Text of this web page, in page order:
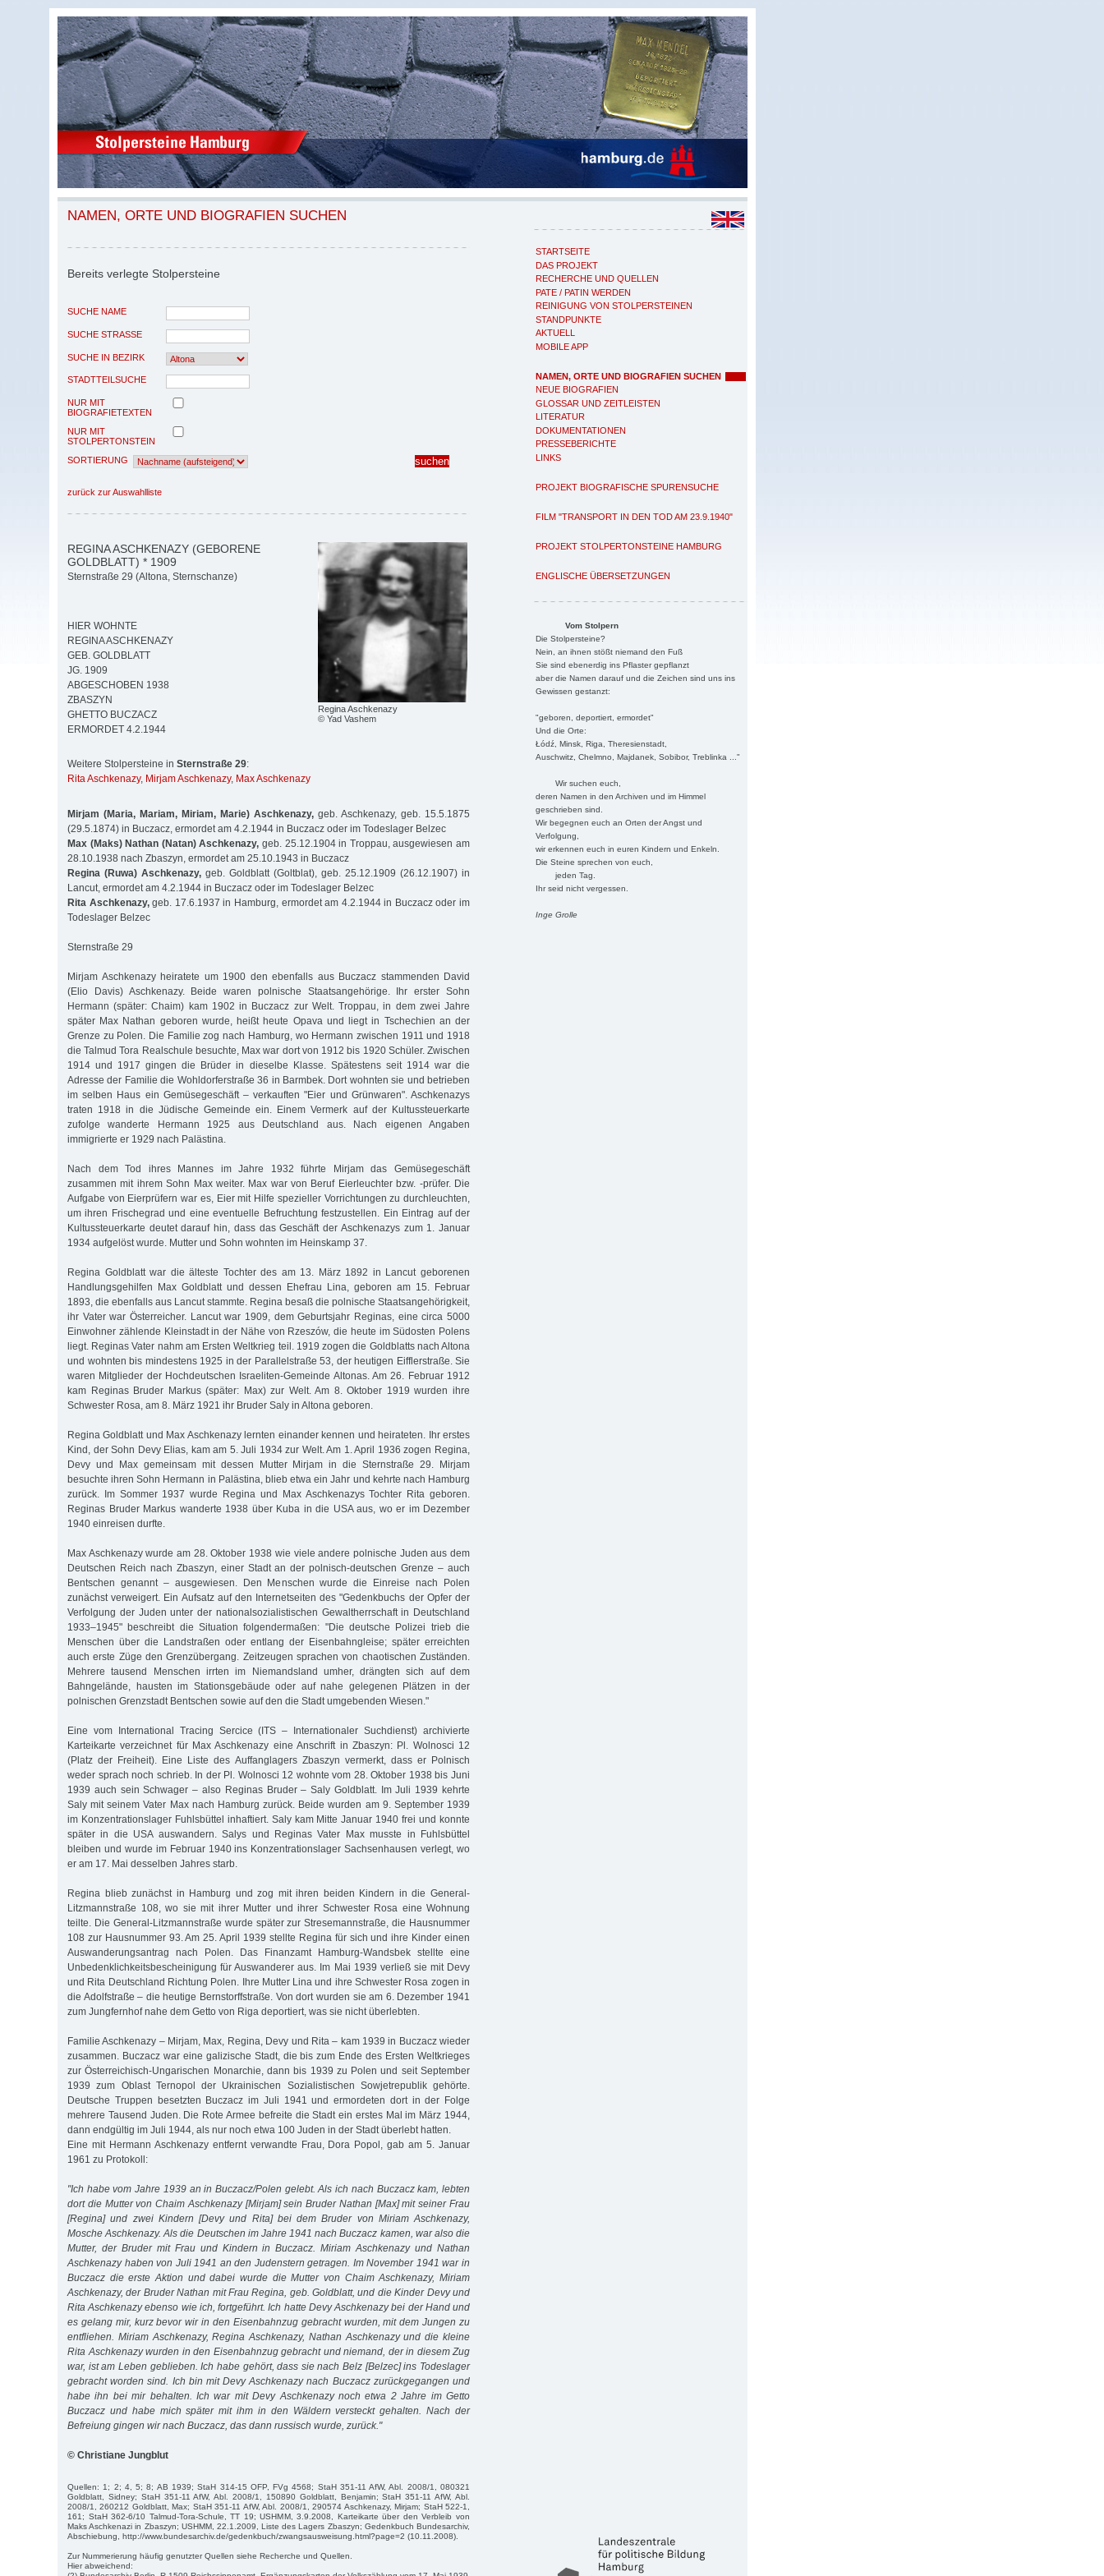
STARTSEITE
DAS PROJEKT
RECHERCHE UND QUELLEN
PATE / PATIN WERDEN
REINIGUNG VON STOLPERSTEINEN
STANDPUNKTE
AKTUELL
MOBILE APP
NAMEN, ORTE UND BIOGRAFIEN SUCHEN
NEUE BIOGRAFIEN
GLOSSAR UND ZEITLEISTEN
LITERATUR
DOKUMENTATIONEN
PRESSEBERICHTE
LINKS
PROJEKT BIOGRAFISCHE SPURENSUCHE
FILM "TRANSPORT IN DEN TOD AM 23.9.1940"
PROJEKT STOLPERTONSTEINE HAMBURG
ENGLISCHE ÜBERSETZUNGEN
Vom Stolpern
Die Stolpersteine?
Nein, an ihnen stößt niemand den Fuß
Sie sind ebenerdig ins Pflaster gepflanzt
aber die Namen darauf und die Zeichen sind uns ins
Gewissen gestanzt:
"geboren, deportiert, ermordet"
Und die Orte:
Łódź, Minsk, Riga, Theresienstadt,
Auschwitz, Chelmno, Majdanek, Sobibor, Treblinka ..."
Wir suchen euch,
deren Namen in den Archiven und im Himmel
geschrieben sind.
Wir begegnen euch an Orten der Angst und
Verfolgung,
wir erkennen euch in euren Kindern und Enkeln.
Die Steine sprechen von euch,
jeden Tag.
Ihr seid nicht vergessen.
Inge Grolle
NAMEN, ORTE UND BIOGRAFIEN SUCHEN
Bereits verlegte Stolpersteine
SUCHE NAME
SUCHE STRASSE
SUCHE IN BEZIRK
STADTTEILSUCHE
NUR MIT
BIOGRAFIETEXTEN
NUR MIT
STOLPERTONSTEIN
SORTIERUNG
zurück zur Auswahlliste
Regina Aschkenazy
© Yad Vashem
REGINA ASCHKENAZY (GEBORENE
GOLDBLATT) * 1909
Sternstraße 29 (Altona, Sternschanze)
HIER WOHNTE
REGINA ASCHKENAZY
GEB. GOLDBLATT
JG. 1909
ABGESCHOBEN 1938
ZBASZYN
GHETTO BUCZACZ
ERMORDET 4.2.1944
Weitere Stolpersteine in Sternstraße 29:
Rita Aschkenazy, Mirjam Aschkenazy, Max Aschkenazy
Mirjam (Maria, Mariam, Miriam, Marie) Aschkenazy, geb. Aschkenazy, geb. 15.5.1875
(29.5.1874) in Buczacz, ermordet am 4.2.1944 in Buczacz oder im Todeslager Belzec
Max (Maks) Nathan (Natan) Aschkenazy, geb. 25.12.1904 in Troppau, ausgewiesen am
28.10.1938 nach Zbaszyn, ermordet am 25.10.1943 in Buczacz
Regina (Ruwa) Aschkenazy, geb. Goldblatt (Goltblat), geb. 25.12.1909 (26.12.1907) in
Lancut, ermordet am 4.2.1944 in Buczacz oder im Todeslager Belzec
Rita Aschkenazy,geb. 17.6.1937 in Hamburg, ermordet am 4.2.1944 in Buczacz oder im
Todeslager Belzec
Sternstraße 29
Mirjam Aschkenazy heiratete um 1900 den ebenfalls aus Buczacz stammenden David
(Elio Davis) Aschkenazy. Beide waren polnische Staatsangehörige. Ihr erster Sohn
Hermann (später: Chaim) kam 1902 in Buczacz zur Welt. Troppau, in dem zwei Jahre
später Max Nathan geboren wurde, heißt heute Opava und liegt in Tschechien an der
Grenze zu Polen. Die Familie zog nach Hamburg, wo Hermann zwischen 1911 und 1918
die Talmud Tora Realschule besuchte, Max war dort von 1912 bis 1920 Schüler. Zwischen
1914 und 1917 gingen die Brüder in dieselbe Klasse. Spätestens seit 1914 war die
Adresse der Familie die Wohldorferstraße 36 in Barmbek. Dort wohnten sie und betrieben
im selben Haus ein Gemüsegeschäft – verkauften "Eier und Grünwaren". Aschkenazys
traten 1918 in die Jüdische Gemeinde ein. Einem Vermerk auf der Kultussteuerkarte
zufolge wanderte Hermann 1925 aus Deutschland aus. Nach eigenen Angaben
immigrierte er 1929 nach Palästina.
Nach dem Tod ihres Mannes im Jahre 1932 führte Mirjam das Gemüsegeschäft
zusammen mit ihrem Sohn Max weiter. Max war von Beruf Eierleuchter bzw. -prüfer. Die
Aufgabe von Eierprüfern war es, Eier mit Hilfe spezieller Vorrichtungen zu durchleuchten,
um ihren Frischegrad und eine eventuelle Befruchtung festzustellen. Ein Eintrag auf der
Kultussteuerkarte deutet darauf hin, dass das Geschäft der Aschkenazys zum 1. Januar
1934 aufgelöst wurde. Mutter und Sohn wohnten im Heinskamp 37.
Regina Goldblatt war die älteste Tochter des am 13. März 1892 in Lancut geborenen
Handlungsgehilfen Max Goldblatt und dessen Ehefrau Lina, geboren am 15. Februar
1893, die ebenfalls aus Lancut stammte. Regina besaß die polnische Staatsangehörigkeit,
ihr Vater war Österreicher. Lancut war 1909, dem Geburtsjahr Reginas, eine circa 5000
Einwohner zählende Kleinstadt in der Nähe von Rzeszów, die heute im Südosten Polens
liegt. Reginas Vater nahm am Ersten Weltkrieg teil. 1919 zogen die Goldblatts nach Altona
und wohnten bis mindestens 1925 in der Parallelstraße 53, der heutigen Eifflerstraße. Sie
waren Mitglieder der Hochdeutschen Israeliten-Gemeinde Altonas. Am 26. Februar 1912
kam Reginas Bruder Markus (später: Max) zur Welt. Am 8. Oktober 1919 wurden ihre
Schwester Rosa, am 8. März 1921 ihr Bruder Saly in Altona geboren.
Regina Goldblatt und Max Aschkenazy lernten einander kennen und heirateten. Ihr erstes
Kind, der Sohn Devy Elias, kam am 5. Juli 1934 zur Welt. Am 1. April 1936 zogen Regina,
Devy und Max gemeinsam mit dessen Mutter Mirjam in die Sternstraße 29. Mirjam
besuchte ihren Sohn Hermann in Palästina, blieb etwa ein Jahr und kehrte nach Hamburg
zurück. Im Sommer 1937 wurde Regina und Max Aschkenazys Tochter Rita geboren.
Reginas Bruder Markus wanderte 1938 über Kuba in die USA aus, wo er im Dezember
1940 einreisen durfte.
Max Aschkenazy wurde am 28. Oktober 1938 wie viele andere polnische Juden aus dem
Deutschen Reich nach Zbaszyn, einer Stadt an der polnisch-deutschen Grenze – auch
Bentschen genannt – ausgewiesen. Den Menschen wurde die Einreise nach Polen
zunächst verweigert. Ein Aufsatz auf den Internetseiten des "Gedenkbuchs der Opfer der
Verfolgung der Juden unter der nationalsozialistischen Gewaltherrschaft in Deutschland
1933–1945" beschreibt die Situation folgendermaßen: "Die deutsche Polizei trieb die
Menschen über die Landstraßen oder entlang der Eisenbahngleise; später erreichten
auch erste Züge den Grenzübergang. Zeitzeugen sprachen von chaotischen Zuständen.
Mehrere tausend Menschen irrten im Niemandsland umher, drängten sich auf dem
Bahngelände, hausten im Stationsgebäude oder auf nahe gelegenen Plätzen in der
polnischen Grenzstadt Bentschen sowie auf den die Stadt umgebenden Wiesen."
Eine vom International Tracing Sercice (ITS – Internationaler Suchdienst) archivierte
Karteikarte verzeichnet für Max Aschkenazy eine Anschrift in Zbaszyn: Pl. Wolnosci 12
(Platz der Freiheit). Eine Liste des Auffanglagers Zbaszyn vermerkt, dass er Polnisch
weder sprach noch schrieb. In der Pl. Wolnosci 12 wohnte vom 28. Oktober 1938 bis Juni
1939 auch sein Schwager – also Reginas Bruder – Saly Goldblatt. Im Juli 1939 kehrte
Saly mit seinem Vater Max nach Hamburg zurück. Beide wurden am 9. September 1939
im Konzentrationslager Fuhlsbüttel inhaftiert. Saly kam Mitte Januar 1940 frei und konnte
später in die USA auswandern. Salys und Reginas Vater Max musste in Fuhlsbüttel
bleiben und wurde im Februar 1940 ins Konzentrationslager Sachsenhausen verlegt, wo
er am 17. Mai desselben Jahres starb.
Regina blieb zunächst in Hamburg und zog mit ihren beiden Kindern in die General-
Litzmannstraße 108, wo sie mit ihrer Mutter und ihrer Schwester Rosa eine Wohnung
teilte. Die General-Litzmannstraße wurde später zur Stresemannstraße, die Hausnummer
108 zur Hausnummer 93. Am 25. April 1939 stellte Regina für sich und ihre Kinder einen
Auswanderungsantrag nach Polen. Das Finanzamt Hamburg-Wandsbek stellte eine
Unbedenklichkeitsbescheinigung für Auswanderer aus. Im Mai 1939 verließ sie mit Devy
und Rita Deutschland Richtung Polen. Ihre Mutter Lina und ihre Schwester Rosa zogen in
die Adolfstraße – die heutige Bernstorffstraße. Von dort wurden sie am 6. Dezember 1941
zum Jungfernhof nahe dem Getto von Riga deportiert, was sie nicht überlebten.
Familie Aschkenazy – Mirjam, Max, Regina, Devy und Rita – kam 1939 in Buczacz wieder
zusammen. Buczacz war eine galizische Stadt, die bis zum Ende des Ersten Weltkrieges
zur Österreichisch-Ungarischen Monarchie, dann bis 1939 zu Polen und seit September
1939 zum Oblast Ternopol der Ukrainischen Sozialistischen Sowjetrepublik gehörte.
Deutsche Truppen besetzten Buczacz im Juli 1941 und ermordeten dort in der Folge
mehrere Tausend Juden. Die Rote Armee befreite die Stadt ein erstes Mal im März 1944,
dann endgültig im Juli 1944, als nur noch etwa 100 Juden in der Stadt überlebt hatten.
Eine mit Hermann Aschkenazy entfernt verwandte Frau, Dora Popol, gab am 5. Januar
1961 zu Protokoll:
"Ich habe vom Jahre 1939 an in Buczacz/Polen gelebt. Als ich nach Buczacz kam, lebten
dort die Mutter von Chaim Aschkenazy [Mirjam] sein Bruder Nathan [Max] mit seiner Frau
[Regina] und zwei Kindern [Devy und Rita] bei dem Bruder von Miriam Aschkenazy,
Mosche Aschkenazy. Als die Deutschen im Jahre 1941 nach Buczacz kamen, war also die
Mutter, der Bruder mit Frau und Kindern in Buczacz. Miriam Aschkenazy und Nathan
Aschkenazy haben von Juli 1941 an den Judenstern getragen. Im November 1941 war in
Buczacz die erste Aktion und dabei wurde die Mutter von Chaim Aschkenazy, Miriam
Aschkenazy, der Bruder Nathan mit Frau Regina, geb. Goldblatt, und die Kinder Devy und
Rita Aschkenazy ebenso wie ich, fortgeführt. Ich hatte Devy Aschkenazy bei der Hand und
es gelang mir, kurz bevor wir in den Eisenbahnzug gebracht wurden, mit dem Jungen zu
entfliehen. Miriam Aschkenazy, Regina Aschkenazy, Nathan Aschkenazy und die kleine
Rita Aschkenazy wurden in den Eisenbahnzug gebracht und niemand, der in diesem Zug
war, ist am Leben geblieben. Ich habe gehört, dass sie nach Belz [Belzec] ins Todeslager
gebracht worden sind. Ich bin mit Devy Aschkenazy nach Buczacz zurückgegangen und
habe ihn bei mir behalten. Ich war mit Devy Aschkenazy noch etwa 2 Jahre im Getto
Buczacz und habe mich später mit ihm in den Wäldern versteckt gehalten. Nach der
Befreiung gingen wir nach Buczacz, das dann russisch wurde, zurück."
© Christiane Jungblut
Quellen: 1; 2; 4, 5; 8; AB 1939; StaH 314-15 OFP, FVg 4568; StaH 351-11 AfW, Abl. 2008/1, 080321
Goldblatt, Sidney; StaH 351-11 AfW, Abl. 2008/1, 150890 Goldblatt, Benjamin; StaH 351-11 AfW, Abl.
2008/1, 260212 Goldblatt, Max; StaH 351-11 AfW, Abl. 2008/1, 290574 Aschkenazy, Mirjam; StaH 522-1,
161; StaH 362-6/10 Talmud-Tora-Schule, TT 19; USHMM, 3.9.2008, Karteikarte über den Verbleib von
Maks Aschkenazi in Zbaszyn; USHMM, 22.1.2009, Liste des Lagers Zbaszyn; Gedenkbuch Bundesarchiv,
Abschiebung, http://www.bundesarchiv.de/gedenkbuch/zwangsausweisung.html?page=2 (10.11.2008).
Zur Nummerierung häufig genutzter Quellen siehe Recherche und Quellen.
Hier abweichend: